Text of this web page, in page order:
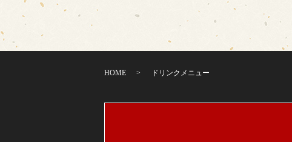
HOME ドリンクメニュー